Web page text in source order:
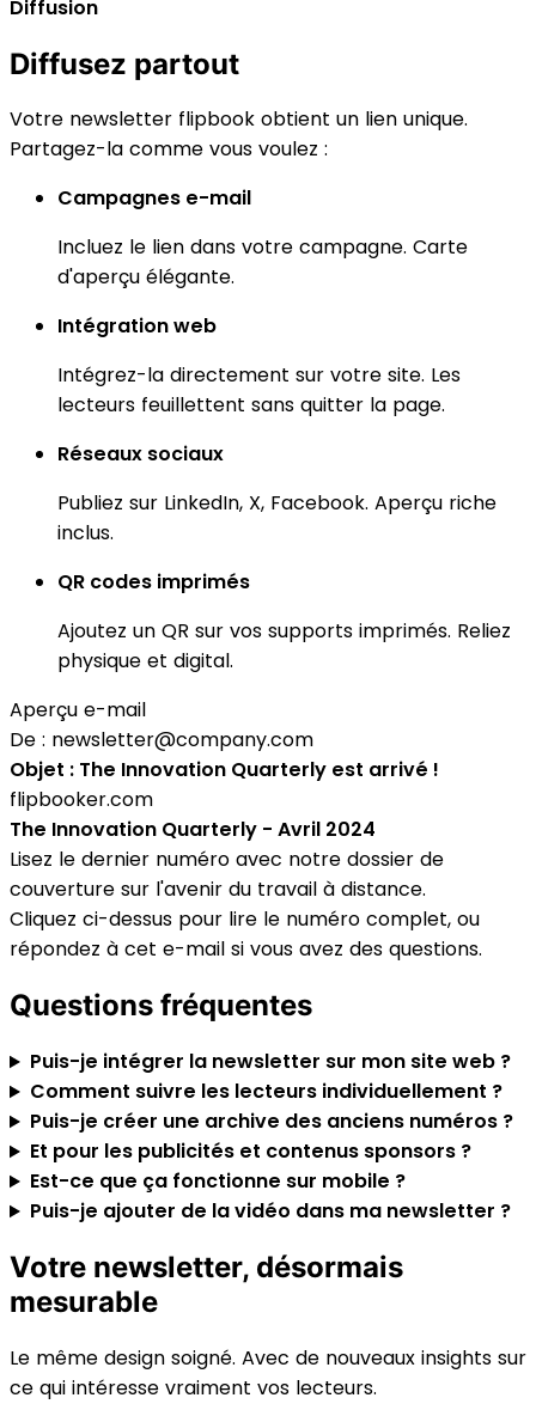
Diffusion
Diffusez partout
Votre newsletter flipbook obtient un lien unique.
Partagez-la comme vous voulez :
Campagnes e-mail
Incluez le lien dans votre campagne. Carte
d'aperçu élégante.
Intégration web
Intégrez-la directement sur votre site. Les
lecteurs feuillettent sans quitter la page.
Réseaux sociaux
Publiez sur LinkedIn, X, Facebook. Aperçu riche
inclus.
QR codes imprimés
Ajoutez un QR sur vos supports imprimés. Reliez
physique et digital.
Aperçu e-mail
De : newsletter@company.com
Objet : The Innovation Quarterly est arrivé !
flipbooker.com
The Innovation Quarterly - Avril 2024
Lisez le dernier numéro avec notre dossier de
couverture sur l'avenir du travail à distance.
Cliquez ci-dessus pour lire le numéro complet, ou
répondez à cet e-mail si vous avez des questions.
Questions fréquentes
Puis-je intégrer la newsletter sur mon site web ?
Comment suivre les lecteurs individuellement ?
Puis-je créer une archive des anciens numéros ?
Et pour les publicités et contenus sponsors ?
Est-ce que ça fonctionne sur mobile ?
Puis-je ajouter de la vidéo dans ma newsletter ?
Votre newsletter, désormais
mesurable
Le même design soigné. Avec de nouveaux insights sur
ce qui intéresse vraiment vos lecteurs.